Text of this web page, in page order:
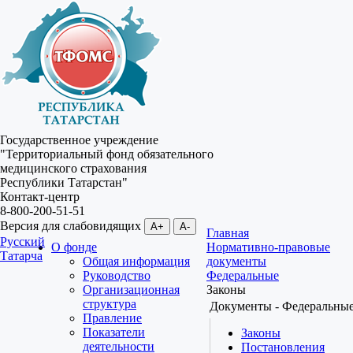
Государственное учреждение
"Территориальный фонд обязательного
медицинского страхования
Республики Татарстан"
Контакт-центр
8-800-200-51-51
Версия для слабовидящих
A+ A-
Русский
Татарча
О фонде
Общая информация
Руководство
Организационная
структура
Правление
Показатели
деятельности
Главная
Нормативно-правовые
документы
Федеральные
Законы
Документы -
Законы
Постановления